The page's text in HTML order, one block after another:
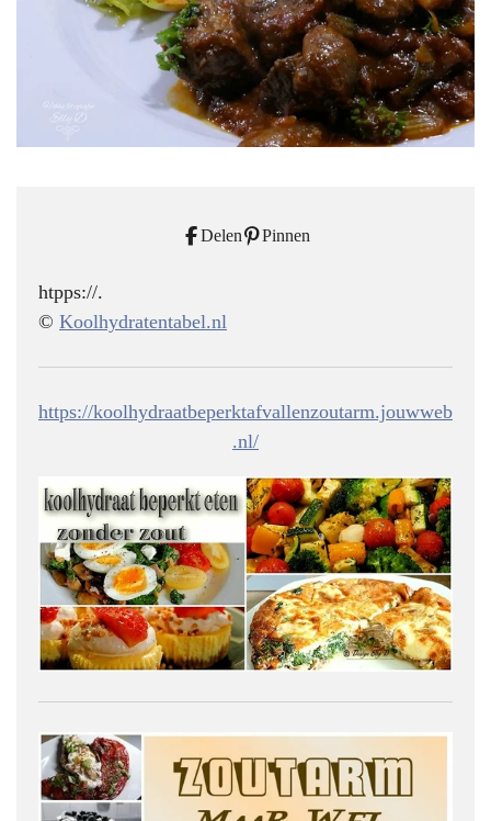
Delen Pinnen
htpps://.
© Koolhydratentabel.nl
https://koolhydraatbeperktafvallenzoutarm.jouwweb
.nl/